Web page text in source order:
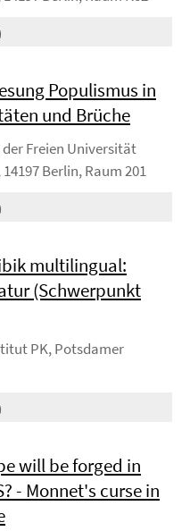
Populismus in
und Brüche
Freien Universität
Berlin, Raum 201
multilingual:
(Schwerpunkt
PK, Potsdamer
will be forged in
- Monnet's curse in